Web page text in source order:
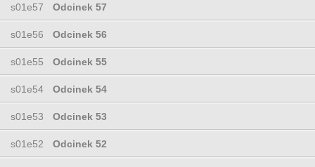
s01e57 Odcinek 57
s01e56 Odcinek 56
s01e55 Odcinek 55
s01e54 Odcinek 54
s01e53 Odcinek 53
s01e52 Odcinek 52